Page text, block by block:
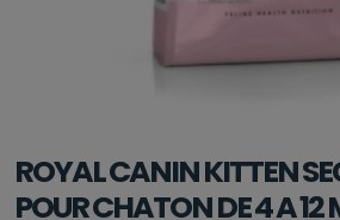
ROYAL CANIN KITTEN
POUR CHATON DE 4 A 12